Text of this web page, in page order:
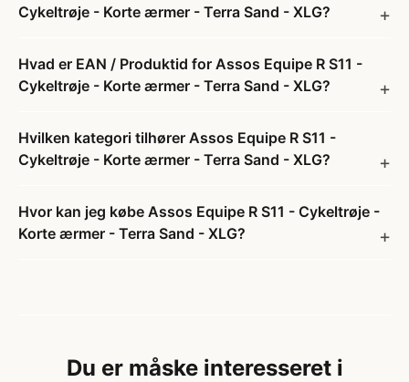
Cykeltrøje - Korte ærmer - Terra Sand - XLG?
Hvad er EAN / Produktid for Assos Equipe R S11 -
Cykeltrøje - Korte ærmer - Terra Sand - XLG?
Hvilken kategori tilhører Assos Equipe R S11 -
Cykeltrøje - Korte ærmer - Terra Sand - XLG?
Hvor kan jeg købe Assos Equipe R S11 - Cykeltrøje -
Korte ærmer - Terra Sand - XLG?
Du er måske interesseret i